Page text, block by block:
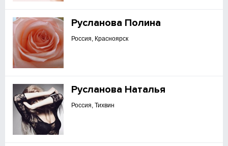
Русланова Полина
Россия, Красноярск
Русланова Наталья
Россия, Тихвин